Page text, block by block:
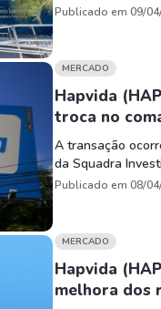
Publicado em 09/
MERCADO
Hapvida
troca no
A transação
da Squadra
Publicado em 08/
MERCADO
Hapvida
melhora dos